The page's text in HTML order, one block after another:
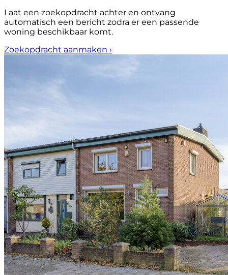
Laat een zoekopdracht achter en ontvang
automatisch een bericht zodra er een passende
woning beschikbaar komt.
Zoekopdracht aanmaken ›